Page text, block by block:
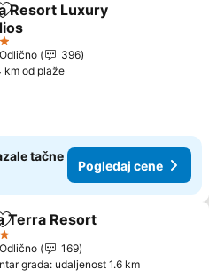
Dodati u favorite
Resort Luxury
Odlično
396
km od plaže
tačne
Pogledaj cene
Dodati u favorite
Terra Resort
Odlično
169
grada: udaljenost 1.6 km